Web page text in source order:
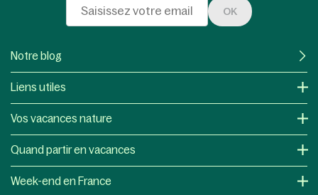
OK
Notre blog
Liens utiles
Vos vacances nature
Quand partir en vacances
Week-end en France